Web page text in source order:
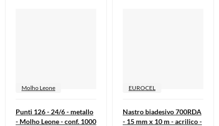
Molho Leone
Punti 126 - 24/6 - metallo
- Molho Leone - conf. 1000
EUROCEL
Nastro biadesivo 700RDA
- 15 mm x 10 m - acrilico -